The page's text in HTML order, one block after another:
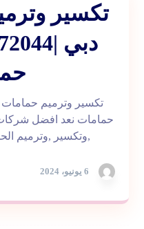
تكسير
6 يونيو، 2024
حمامات نعد افضل
,وتكسير ,وترميم